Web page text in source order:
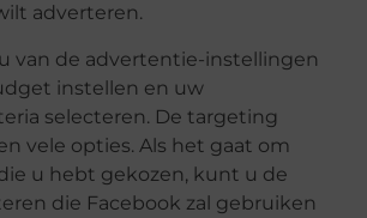
adverteren.
van de advertentie-instellingen
instellen en uw
selecteren. De targeting
vele opties. Als het gaat om
u hebt gekozen, kunt u de
die Facebook zal gebruiken